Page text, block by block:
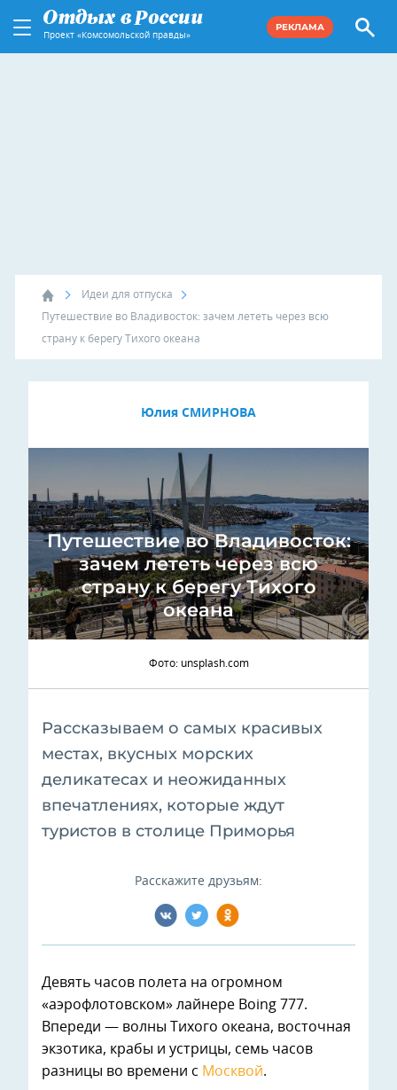
Проект «Комсомольской правды»
РЕКЛАМА
Идеи для отпуска
Путешествие во Владивосток: зачем лететь через всю
страну к берегу Тихого океана
Юлия СМИРНОВА
Путешествие во Владивосток:
зачем лететь через всю
страну к берегу Тихого
океана
Фото: unsplash.com
Рассказываем о самых красивых
местах, вкусных морских
деликатесах и неожиданных
впечатлениях, которые ждут
туристов в столице Приморья
Расскажите друзьям:
Девять часов полета на огромном
«аэрофлотовском» лайнере Boing 777.
Впереди — волны Тихого океана, восточная
экзотика, крабы и устрицы, семь часов
разницы во времени с Москвой.